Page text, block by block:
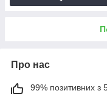
Про нас
99% позитивних з